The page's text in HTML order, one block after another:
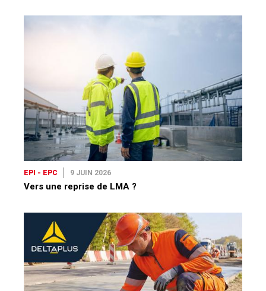
EPI - EPC 9 JUIN 2026
Vers une reprise de LMA ?